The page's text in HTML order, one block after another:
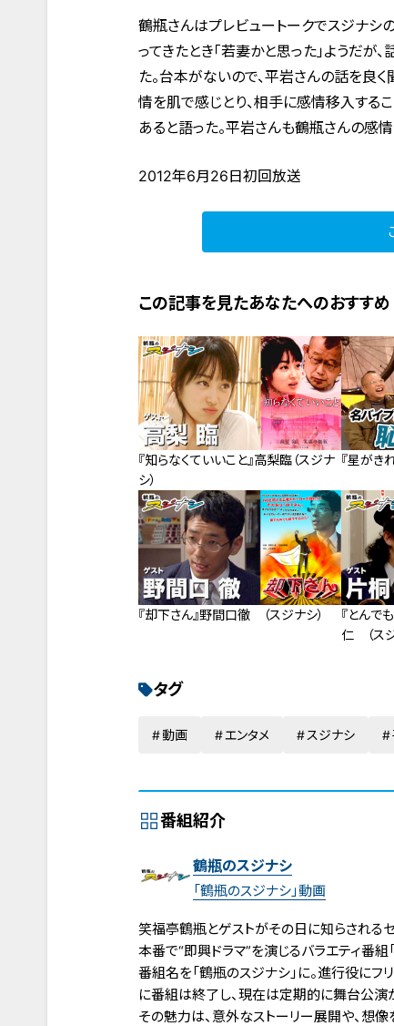
鶴瓶さんはプレビュートークでスジナシ
ってきたとき「若妻かと思った」ようだが
た。台本がないので、平岩さんの話を良
情を肌で感じとり、相手に感情移入する
あると語った。平岩さんも鶴瓶さんの感
2012年6月26日初回放送
この記事を見たあなたへのおすすめ
『知らなくていいこと』高梨臨（スジナ
シ）
『星がき
『却下さん』野間口徹 （スジナシ）
『とんで
仁 （スジ
タグ
動画 エンタメ スジナシ
番組紹介
鶴瓶のスジナシ
「鶴瓶のスジナシ」動画
笑福亭鶴瓶とゲストがその日に知らされるセ
本番で“即興ドラマ”を演じるバラエティ番
番組名を「鶴瓶のスジナシ」に。進行役に
に番組は終了し、現在は定期的に舞台公演
その魅力は、意外なストーリー展開や、想